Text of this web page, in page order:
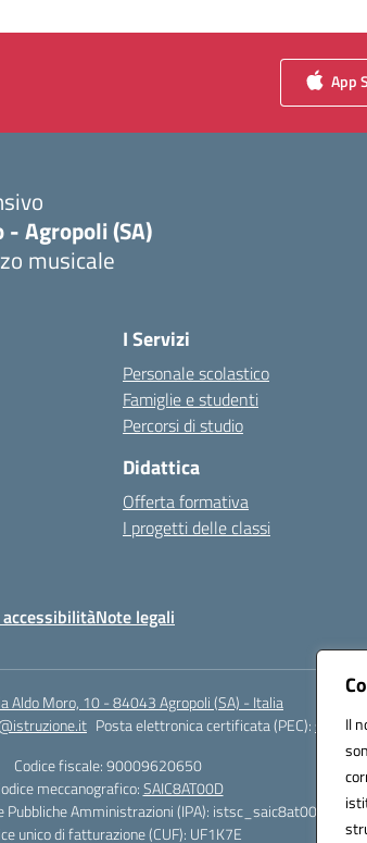
Il
App
- Agropoli (SA)
musicale
I Servizi
Personale scolastico
Famiglie e studenti
Percorsi di studio
Didattica
Offerta formativa
I progetti delle classi
Note legali
Aldo Moro, 10 - 84043 Agropoli (SA) - Italia
Posta elettronica certificata (PEC):
Codice fiscale: 90009620650
meccanografico:SAIC8AT00D
Pubbliche Amministrazioni (IPA): istsc_saic8at00d
unico di fatturazione (CUF): UF1K7E